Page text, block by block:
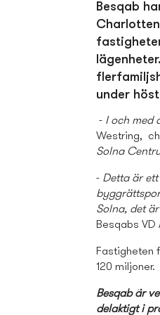
Besqab
under
- I och med
Westring,
Solna
- Detta är
Solna, det
Besqabs VD
Fastigheten
120 miljoner.
Besqab är
delaktigt i